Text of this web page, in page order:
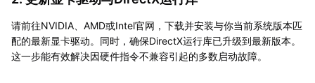
请前往NVIDIA、AMD或Intel官网，下载并安装与你当前系统版本匹
配的最新显卡驱动。同时，确保DirectX运行库已升级到最新版本。
这一步能有效解决因硬件指令不兼容引起的多数启动故障。